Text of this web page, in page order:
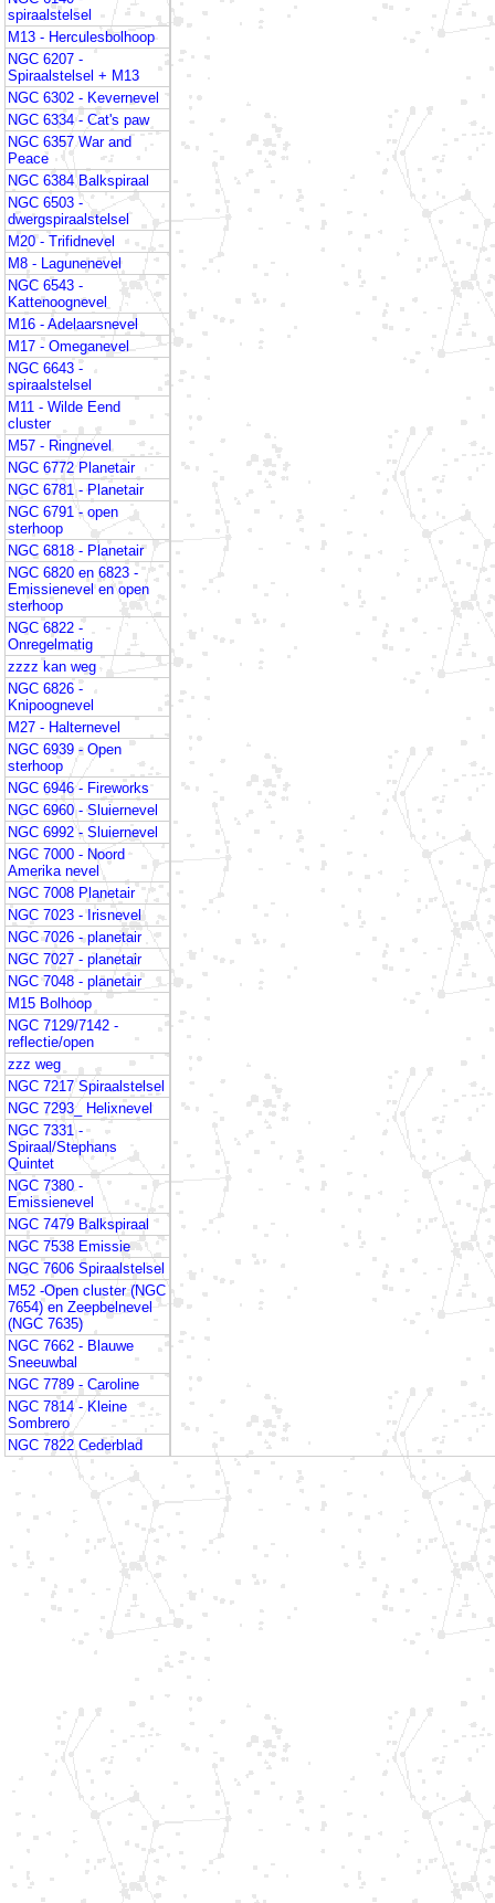
spiraalstelsel
M13 - Herculesbolhoop
NGC 6207 -
Spiraalstelsel + M13
NGC 6302 - Kevernevel
NGC 6334 - Cat's paw
NGC 6357 War and
Peace
NGC 6384 Balkspiraal
NGC 6503 -
dwergspiraalstelsel
M20 - Trifidnevel
M8 - Lagunenevel
NGC 6543 -
Kattenoognevel
M16 - Adelaarsnevel
M17 - Omeganevel
NGC 6643 -
spiraalstelsel
M11 - Wilde Eend
cluster
M57 - Ringnevel
NGC 6772 Planetair
NGC 6781 - Planetair
NGC 6791 - open
sterhoop
NGC 6818 - Planetair
NGC 6820 en 6823 -
Emissienevel en open
sterhoop
NGC 6822 -
Onregelmatig
zzzz kan weg
NGC 6826 -
Knipoognevel
M27 - Halternevel
NGC 6939 - Open
sterhoop
NGC 6946 - Fireworks
NGC 6960 - Sluiernevel
NGC 6992 - Sluiernevel
NGC 7000 - Noord
Amerika nevel
NGC 7008 Planetair
NGC 7023 - Irisnevel
NGC 7026 - planetair
NGC 7027 - planetair
NGC 7048 - planetair
M15 Bolhoop
NGC 7129/7142 -
reflectie/open
zzz weg
NGC 7217 Spiraalstelsel
NGC 7293_ Helixnevel
NGC 7331 -
Spiraal/Stephans
Quintet
NGC 7380 -
Emissienevel
NGC 7479 Balkspiraal
NGC 7538 Emissie
NGC 7606 Spiraalstelsel
M52 -Open cluster (NGC
7654) en Zeepbelnevel
(NGC 7635)
NGC 7662 - Blauwe
Sneeuwbal
NGC 7789 - Caroline
NGC 7814 - Kleine
Sombrero
NGC 7822 Cederblad